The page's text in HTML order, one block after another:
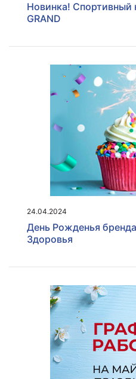
Новинка! Спортивный
GRAND
24.04.2024
День Рожденья
Здоровья